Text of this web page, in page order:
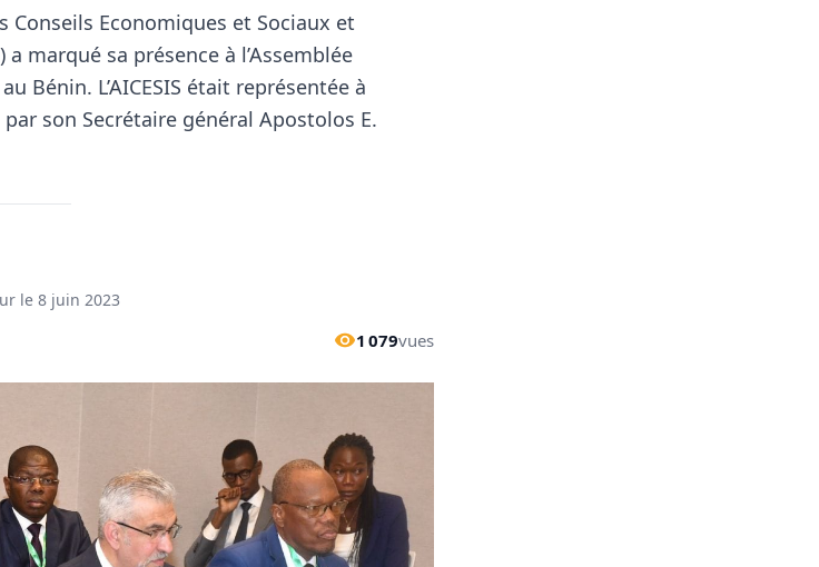
Conseils Economiques et Sociaux et
marqué sa présence à l’Assemblée
Bénin. L’AICESIS était représentée à
son Secrétaire général Apostolos E.
le 8 juin 2023
1 079vues